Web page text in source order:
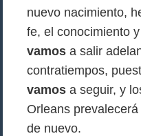
nuevo nacimiento,
fe, el conocimiento
vamos a salir
contratiempos,
vamos a seguir, y
Orleans
de nuevo.